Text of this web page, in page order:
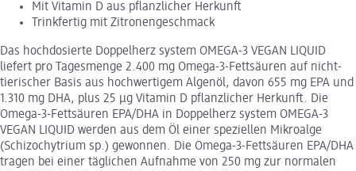
Mit Vitamin D aus pflanzlicher Herkunft
Trinkfertig mit Zitronengeschmack
Das hochdosierte Doppelherz system OMEGA-3 VEGAN LIQUID
liefert pro Tagesmenge 2.400 mg Omega-3-Fettsäuren auf nicht-
tierischer Basis aus hochwertigem Algenöl, davon 655 mg EPA und
1.310 mg DHA, plus 25 μg Vitamin D pflanzlicher Herkunft. Die
Omega-3-Fettsäuren EPA/DHA in Doppelherz system OMEGA-3
VEGAN LIQUID werden aus dem Öl einer speziellen Mikroalge
(Schizochytrium sp.) gewonnen. Die Omega-3-Fettsäuren EPA/DHA
tragen bei einer täglichen Aufnahme von 250 mg zur normalen